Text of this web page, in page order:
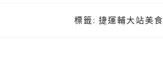
標籤: 捷運輔大站美食